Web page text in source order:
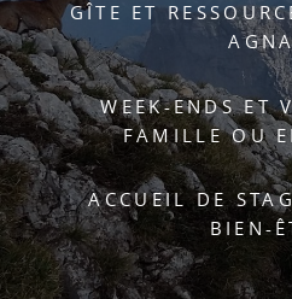
GÎTE ET
WEEK-ENDS ET
FAMILLE OU
ACCUEIL DE
BIEN-